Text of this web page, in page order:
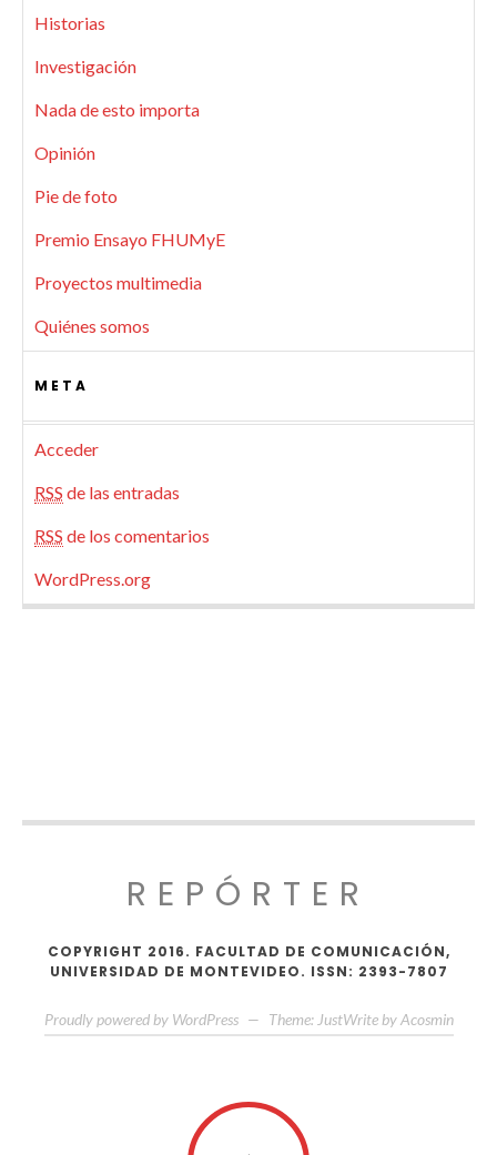
Historias
Investigación
Nada de esto importa
Opinión
Pie de foto
Premio Ensayo FHUMyE
Proyectos multimedia
Quiénes somos
META
Acceder
RSS de las entradas
RSS de los comentarios
WordPress.org
REPÓRTER
COPYRIGHT 2016. FACULTAD DE COMUNICACIÓN,
UNIVERSIDAD DE MONTEVIDEO. ISSN: 2393-7807
Proudly powered by WordPress — Theme: JustWrite by Acosmin